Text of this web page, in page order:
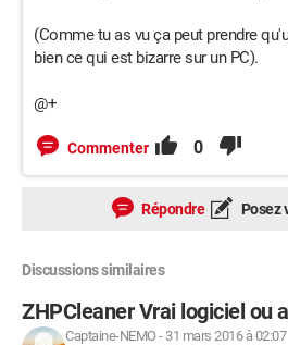
(Comme tu as vu ça peut prendre
bien ce qui est bizarre sur un PC).
@+
Commenter 0
Répondre Posez
Discussions similaires
ZHPCleaner Vrai logiciel ou
Captaine-NEMO - 31 mars 2016 à 02:07